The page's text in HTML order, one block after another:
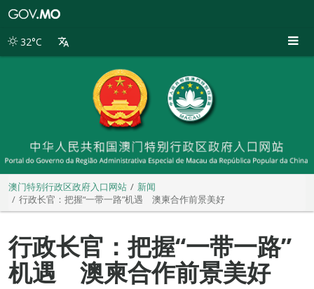
别
32°C
澳门特别行政区政府入口网站
新闻
行政长官：把握“一带一路”机遇 澳柬合作前景美好
行政长官：把握“一带一路”
机遇 澳柬合作前景美好